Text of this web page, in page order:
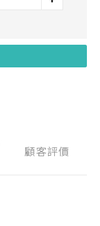
顧客評價